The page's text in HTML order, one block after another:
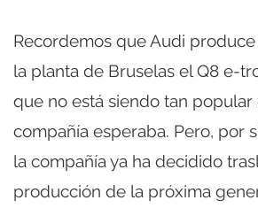
Recordemos que Audi
la planta de Bruselas el Q8 e-
que no está siendo tan popular
compañía esperaba. Pero, por
la compañía ya ha decidido
producción de la próxima